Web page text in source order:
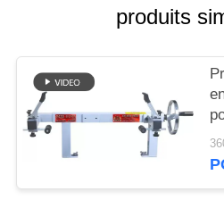
PLAN
DU
produits